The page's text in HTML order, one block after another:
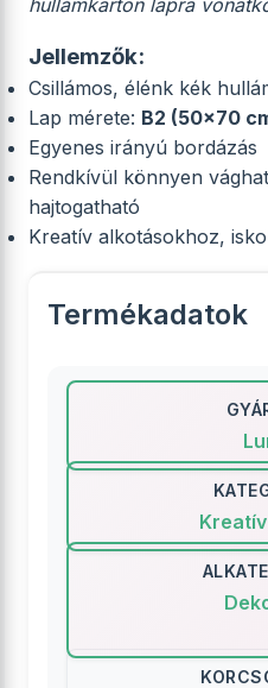
hullámkarton lapra
Jellemzők:
Csillámos, élénk kék
Lap mérete: B2 (50x70
Egyenes irányú bordázás
Rendkívül könnyen
hajtogatható
Kreatív alkotásokhoz,
Termékadatok